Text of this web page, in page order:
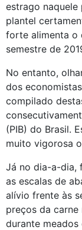
estrago
plantel
forte alimenta o
semestre de
No entanto,
dos
compilado
(PIB) do Brasil.
muito vigorosa
Já no dia-a-dia,
as escalas de
alívio frente às
preços da
durante meados